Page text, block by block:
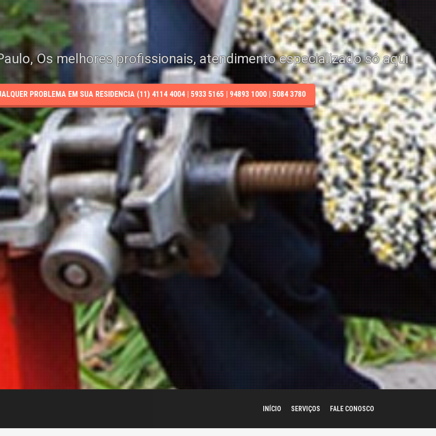
Os melhores profissionais, atendimento especializado só aqui
PROBLEMA EM SUA RESIDENCIA (11) 4114 4004 | 5933 5165 | 94893 1000 | 5084 3780
INÍCIO SERVIÇOS FALE CONOSCO